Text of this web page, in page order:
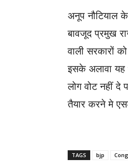
अनूप नौटियाल के
बावजूद प्रमुख
वाली सरकारों
इसके अलावा यह
लोग वोट नहीं दे
तैयार करने मे
TAGS bjp